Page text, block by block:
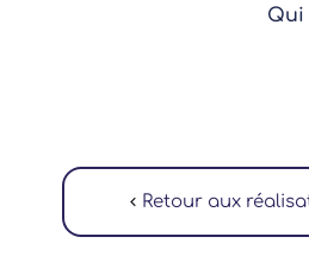
Qui
Retour aux